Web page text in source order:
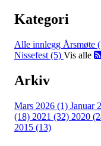
Kategori
Alle innlegg Årsmøte
Nissefest (5) Vis alle
Arkiv
Mars 2026 (1) Januar
(18) 2021 (32) 2020
2015 (13)